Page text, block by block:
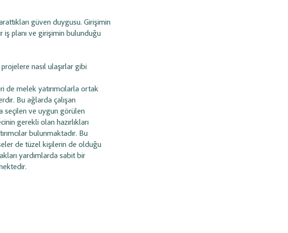
güven duygusu. Girişimin
iş planı ve girişimin bulunduğu
nasıl ulaşırlar gibi
de melek yatırımcılarla ortak
Bu ağlarda çalışan
seçilen ve uygun görülen
gerekli olan hazırlıkları
bulunmaktadır. Bu
de tüzel kişilerin de olduğu
yardımlarda sabit bir